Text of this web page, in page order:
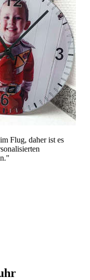
Flug, daher ist es